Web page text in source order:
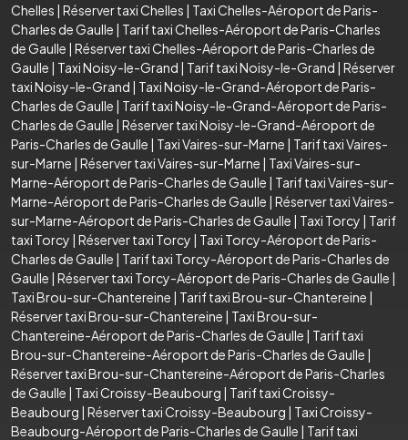
Chelles | Réserver taxi Chelles | Taxi Chelles-Aéroport de Paris-
Charles de Gaulle | Tarif taxi Chelles-Aéroport de Paris-Charles
de Gaulle | Réserver taxi Chelles-Aéroport de Paris-Charles de
Gaulle | Taxi Noisy-le-Grand | Tarif taxi Noisy-le-Grand | Réserver
taxi Noisy-le-Grand | Taxi Noisy-le-Grand-Aéroport de Paris-
Charles de Gaulle | Tarif taxi Noisy-le-Grand-Aéroport de Paris-
Charles de Gaulle | Réserver taxi Noisy-le-Grand-Aéroport de
Paris-Charles de Gaulle | Taxi Vaires-sur-Marne | Tarif taxi Vaires-
sur-Marne | Réserver taxi Vaires-sur-Marne | Taxi Vaires-sur-
Marne-Aéroport de Paris-Charles de Gaulle | Tarif taxi Vaires-sur-
Marne-Aéroport de Paris-Charles de Gaulle | Réserver taxi Vaires-
sur-Marne-Aéroport de Paris-Charles de Gaulle | Taxi Torcy | Tarif
taxi Torcy | Réserver taxi Torcy | Taxi Torcy-Aéroport de Paris-
Charles de Gaulle | Tarif taxi Torcy-Aéroport de Paris-Charles de
Gaulle | Réserver taxi Torcy-Aéroport de Paris-Charles de Gaulle |
Taxi Brou-sur-Chantereine | Tarif taxi Brou-sur-Chantereine |
Réserver taxi Brou-sur-Chantereine | Taxi Brou-sur-
Chantereine-Aéroport de Paris-Charles de Gaulle | Tarif taxi
Brou-sur-Chantereine-Aéroport de Paris-Charles de Gaulle |
Réserver taxi Brou-sur-Chantereine-Aéroport de Paris-Charles
de Gaulle | Taxi Croissy-Beaubourg | Tarif taxi Croissy-
Beaubourg | Réserver taxi Croissy-Beaubourg | Taxi Croissy-
Beaubourg-Aéroport de Paris-Charles de Gaulle | Tarif taxi